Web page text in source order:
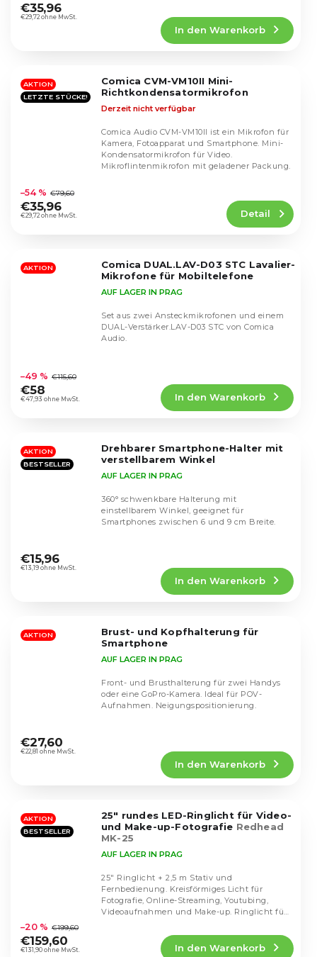
durchschnittliche
Produktbewertung
Sternen.
€29,72 ohne MwSt.
€35,96
In den Warenkorb
AKTION
LETZTE STÜCKE!
Comica CVM-VM10II Mini-
Richtkondensatormikrofon
durchschnittliche
Produktbewertung
ist
Sternen.
Derzeit nicht verfügbar
€29,72 ohne MwSt.
–54 % €79,60
€35,96 Detail
Comica Audio CVM-VM10II ist ein Mikrofon für
Kamera, Fotoapparat und Smartphone. Mini-
Kondensatormikrofon für Video.
Mikroflintenmikrofon mit geladener Packung.
AKTION
Comica DUAL.LAV-D03 STC Lavalier-
Mikrofone für Mobiltelefone
durchschnittliche
Produktbewertung
ist
Sternen.
AUF LAGER IN PRAG
€47,93 ohne MwSt.
–49 % €115,60
€58
In den Warenkorb
Set aus zwei Ansteckmikrofonen und einem
DUAL-Verstärker.LAV-D03 STC von Comica
Audio.
AKTION
BESTSELLER
Drehbarer Smartphone-Halter mit
verstellbarem Winkel
durchschnittliche
Produktbewertung
Sternen.
AUF LAGER IN PRAG
€13,19 ohne MwSt.
€15,96
In den Warenkorb
360° schwenkbare Halterung mit
einstellbarem Winkel, geeignet für
Smartphones zwischen 6 und 9 cm Breite.
AKTION
Brust- und Kopfhalterung für
Smartphone
durchschnittliche
Produktbewertung
Sternen.
AUF LAGER IN PRAG
€22,81 ohne MwSt.
€27,60
In den Warenkorb
Front- und Brusthalterung für zwei Handys
oder eine GoPro-Kamera. Ideal für POV-
Aufnahmen. Neigungspositionierung.
AKTION
BESTSELLER
25" rundes LED-Ringlicht für Video-
und Make-up-Fotografie Redhead
MK-25
durchschnittliche
Produktbewertung
ist
AUF LAGER IN PRAG
€131,90 ohne MwSt.
–20 % €199,60
€159,60
In den Warenkorb
25" Ringlicht + 2,5 m Stativ und
Fernbedienung. Kreisförmiges Licht für
Fotografie, Online-Streaming, Youtubing,
Videoaufnahmen und Make-up. Ringlicht für